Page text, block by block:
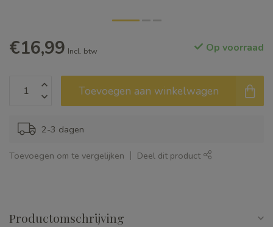
€16,99 Incl. btw Op voorraad
Toevoegen aan winkelwagen
2-3 dagen
Toevoegen om te vergelijken Deel dit product
Productomschrijving